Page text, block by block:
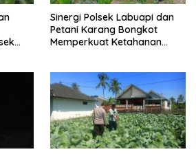
Sinergi Polsek Labuapi dan
Petani Karang Bongkot
Memperkuat Ketahanan